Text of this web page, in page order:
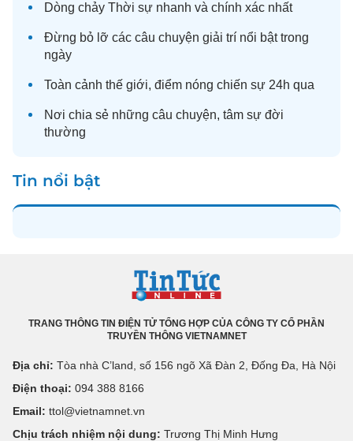
Dòng chảy Thời sự nhanh và chính xác nhất
Đừng bỏ lỡ các câu chuyện giải trí nổi bật trong
ngày
Toàn cảnh thế giới, điểm nóng chiến sự 24h qua
Nơi chia sẻ những câu chuyện, tâm sự đời
thường
Tin nổi bật
TRANG THÔNG TIN ĐIỆN TỬ TỔNG HỢP CỦA CÔNG TY CỔ PHẦN
TRUYỀN THÔNG VIETNAMNET
Địa chỉ: Tòa nhà C’land, số 156 ngõ Xã Đàn 2, Đống Đa, Hà Nội
Điện thoại: 094 388 8166
Email: ttol@vietnamnet.vn
Chịu trách nhiệm nội dung: Trương Thị Minh Hưng